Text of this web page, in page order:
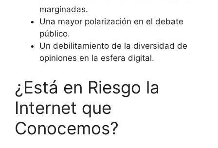
marginadas.
Una mayor polarización en el debate
público.
Un debilitamiento de la diversidad de
opiniones en la esfera digital.
¿Está en Riesgo la
Internet que
Conocemos?